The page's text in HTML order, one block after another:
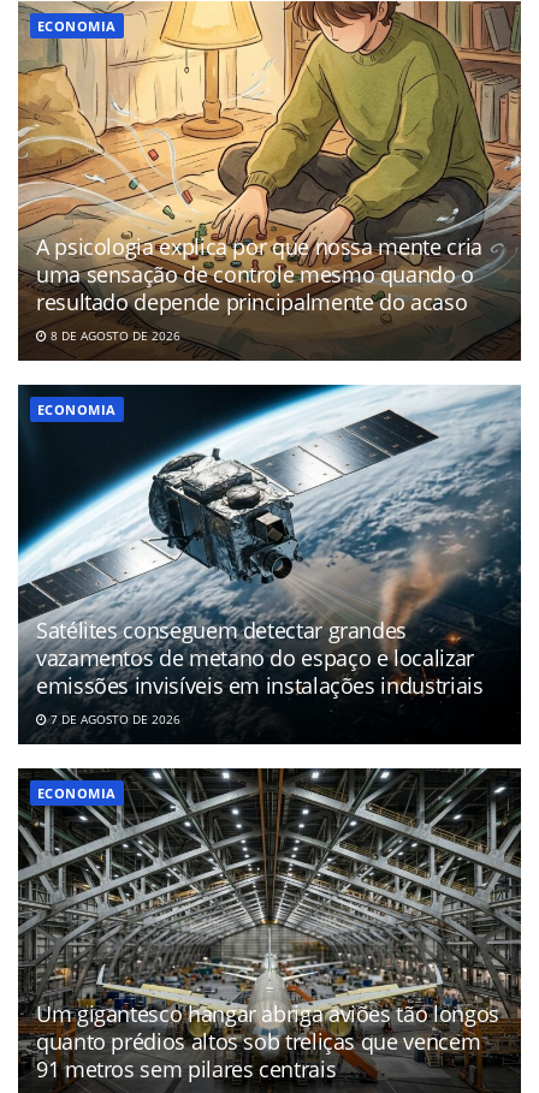
ECONOMIA
A psicologia explica por que nossa mente cria
uma sensação de controle mesmo quando o
resultado depende principalmente do acaso
8 DE AGOSTO DE 2026
ECONOMIA
Satélites conseguem detectar grandes
vazamentos de metano do espaço e localizar
emissões invisíveis em instalações industriais
7 DE AGOSTO DE 2026
ECONOMIA
Um gigantesco hangar abriga aviões tão longos
quanto prédios altos sob treliças que vencem
91 metros sem pilares centrais